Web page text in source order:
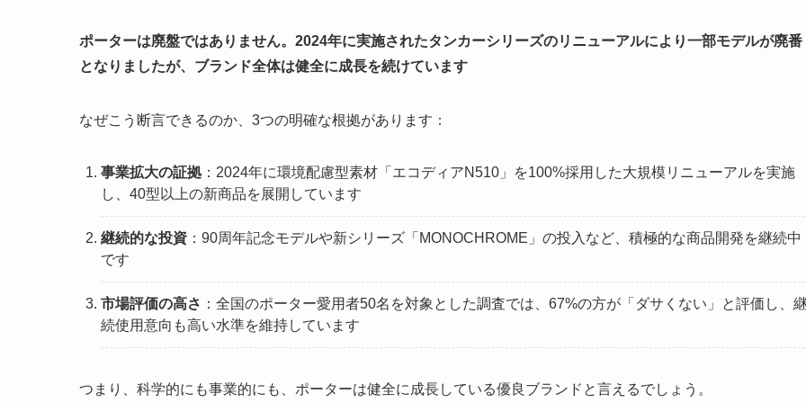
ポーターは廃盤ではありません。2024年に実施されたタンカーシリーズのリニューアルにより一部モデルが廃番
となりましたが、ブランド全体は健全に成長を続けています
なぜこう断言できるのか、3つの明確な根拠があります：
事業拡大の証拠 ：2024年に環境配慮型素材「エコディアN510」を100%採用した大規模リニューアルを実施
し、40型以上の新商品を展開しています
継続的な投資 ：90周年記念モデルや新シリーズ「MONOCHROME」の投入など、積極的な商品開発を継続中
です
市場評価の高さ ：全国のポーター愛用者50名を対象とした調査では、67%の方が「ダサくない」と評価し、
続使用意向も高い水準を維持しています
つまり、科学的にも事業的にも、ポーターは健全に成長している優良ブランドと言えるでしょう。